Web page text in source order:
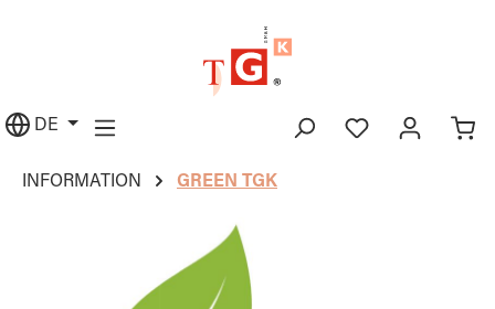
DE
INFORMATION GREEN TGK